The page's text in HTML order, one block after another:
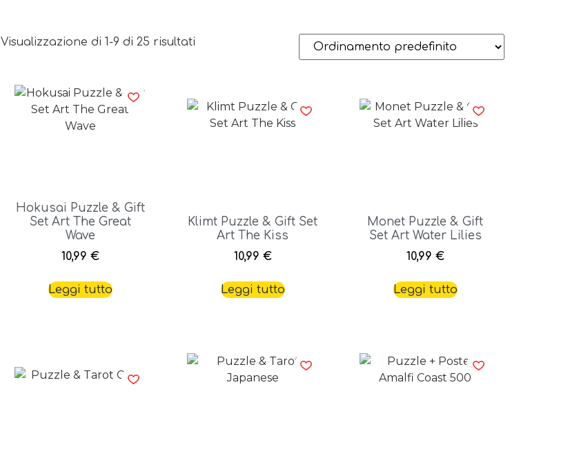
Visualizzazione di 1-9 di 25 risultati
Hokusai Puzzle & Gift
Set Art The Great
Wave
10,99 €
Leggi tutto
Klimt Puzzle & Gift Set
Art The Kiss
10,99 €
Leggi tutto
Monet Puzzle & Gift
Set Art Water Lilies
10,99 €
Leggi tutto